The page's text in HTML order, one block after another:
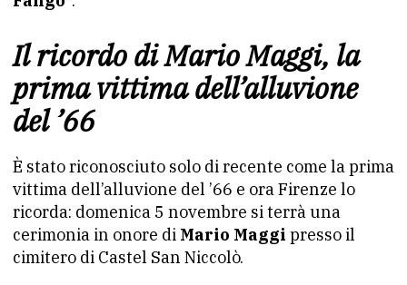
Il ricordo di Mario Maggi, la
prima vittima dell’alluvione
del ’66
È stato riconosciuto solo di recente come la prima
vittima dell’alluvione del ’66 e ora Firenze lo
ricorda: domenica 5 novembre si terrà una
cerimonia in onore di Mario Maggi presso il
cimitero di Castel San Niccolò.